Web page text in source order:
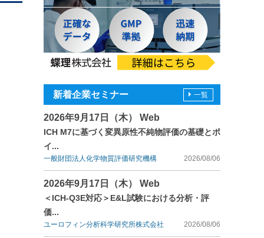
新着企業セミナー
2026年9月17日（木） Web
ICH M7に基づく変異原性不純物評価の基礎とポ
イ...
一般財団法人化学物質評価研究機構 2026/08/06
2026年9月17日（木） Web
＜ICH-Q3E対応＞E&L試験における分析・評
価...
ユーロフィン分析科学研究所株式会社 2026/08/06
一覧